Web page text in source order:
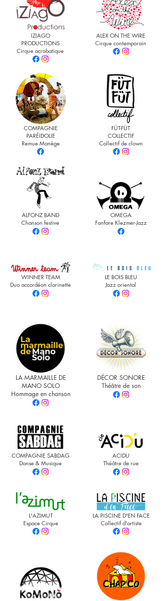
IZIAGO
PRODUCTIONS
Cirque acrobatique
​​​​COMPAGNIE
PARÉIDOLIE
Remue Manège
ALFONZ BAND
Chanson festive
WINNER TEAM
Duo accordéon clarinette
LA MARMAILLE DE
MANO SOLO
Hommage en chanson
COMPAGNIE SABDAG
Danse & Musique
L'AZIMUT
Espace Cirque
ALEX ON THE WIRE
Cirque contemporain
FÜT-FÜT
COLLECTIF
Collectif de clown
OMEGA
Fanfare Klezmer-Jazz
LE BOIS BLEU
Jazz oriental
DÉCOR SONORE
Théâtre de son
ACIDU
Théâtre de rue
LA PISCINE D'EN FACE
Collectif d'artiste